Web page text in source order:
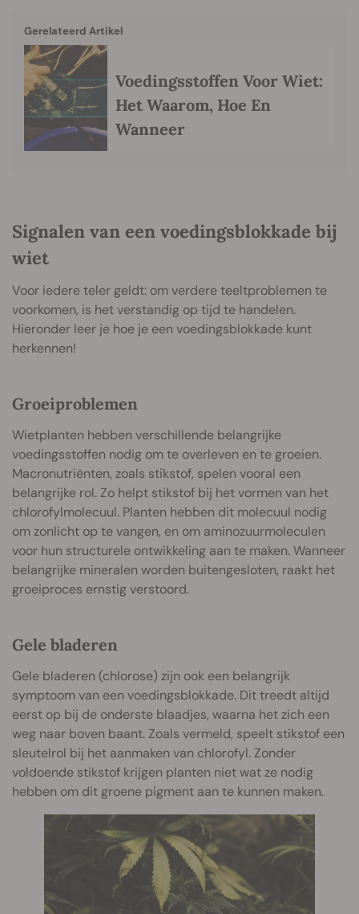
Gerelateerd Artikel
Voedingsstoffen Voor Wiet:
Het Waarom, Hoe En
Wanneer
Signalen van een voedingsblokkade bij
wiet
Voor iedere teler geldt: om verdere teeltproblemen te
voorkomen, is het verstandig op tijd te handelen.
Hieronder leer je hoe je een voedingsblokkade kunt
herkennen!
Groeiproblemen
Wietplanten hebben verschillende belangrijke
voedingsstoffen nodig om te overleven en te groeien.
Macronutriënten, zoals stikstof, spelen vooral een
belangrijke rol. Zo helpt stikstof bij het vormen van het
chlorofylmolecuul. Planten hebben dit molecuul nodig
om zonlicht op te vangen, en om aminozuurmoleculen
voor hun structurele ontwikkeling aan te maken. Wanneer
belangrijke mineralen worden buitengesloten, raakt het
groeiproces ernstig verstoord.
Gele bladeren
Gele bladeren (chlorose) zijn ook een belangrijk
symptoom van een voedingsblokkade. Dit treedt altijd
eerst op bij de onderste blaadjes, waarna het zich een
weg naar boven baant. Zoals vermeld, speelt stikstof een
sleutelrol bij het aanmaken van chlorofyl. Zonder
voldoende stikstof krijgen planten niet wat ze nodig
hebben om dit groene pigment aan te kunnen maken.